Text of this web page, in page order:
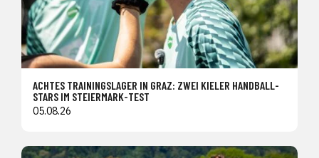
ACHTES TRAININGSLAGER IN GRAZ: ZWEI KIELER HANDBALL-
STARS IM STEIERMARK-TEST
05.08.26